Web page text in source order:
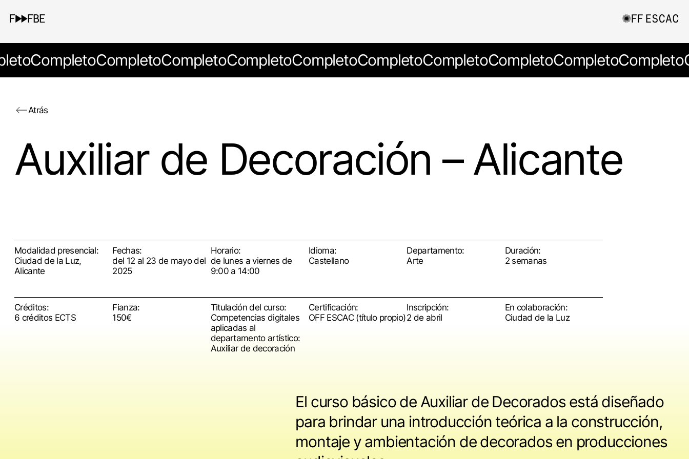
CompletoCompletoCompletoCompletoCompletoCompletoCompletoCompletoCompletoCompleto
Atrás
Auxiliar de Decoración – Alicante
Modalidad presencial:
Ciudad de la Luz,
Alicante
Fechas:
del 12 al 23 de mayo del
2025
Horario:
de lunes a viernes de
9:00 a 14:00
Idioma:
Castellano
Departamento:
Arte
Duración:
2 semanas
Créditos:
6 créditos ECTS
Fianza:
150€
Titulación del curso:
Competencias digitales
aplicadas al
departamento artístico:
Auxiliar de decoración
Certificación:
OFF ESCAC (título propio)
Inscripción:
2 de abril
En colaboración:
Ciudad de la Luz
El curso básico de Auxiliar de Decorados está diseñado
para brindar una introducción teórica a la construcción,
montaje y ambientación de decorados en producciones